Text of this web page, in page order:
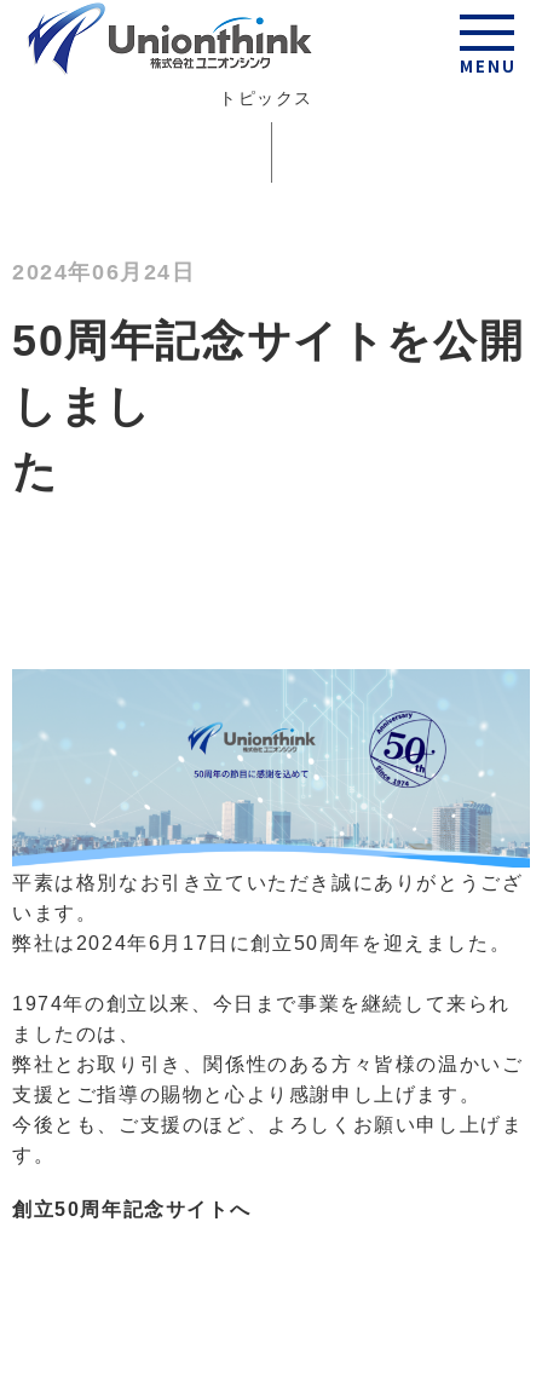
MENU
Topics
トピックス
2024年06月24日
50周年記念サイトを公開
しまし
平素は格別なお引き立ていただき誠にありがとうござ
います。
弊社は2024年6月17日に創立50周年を迎えました。
1974年の創立以来、今日まで事業を継続して来られ
ましたのは、
弊社とお取り引き、関係性のある方々皆様の温かいご
支援とご指導の賜物と心より感謝申し上げます。
今後とも、ご支援のほど、よろしくお願い申し上げま
す。
創立50周年記念サイトへ